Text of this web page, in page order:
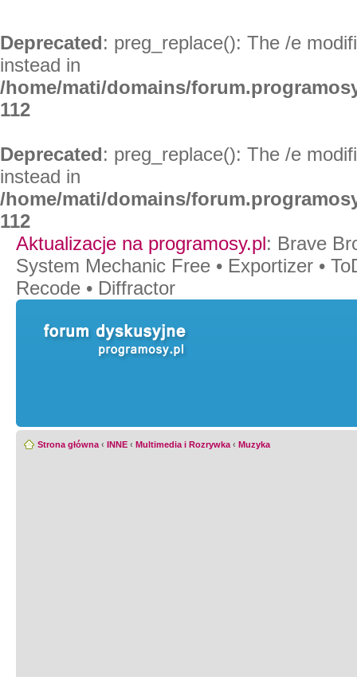
Deprecated: preg_replace(): The /e
instead in
/home/mati/domains/
112
Deprecated: preg_replace(): The /e
instead in
/home/mati/domains/
112
Aktualizacje na programosy.pl: Brave
System Mechanic Free • Exportizer •
Recode • Diffractor
Strona główna ‹ INNE ‹ Multimedia i Rozrywka ‹ Muzyka